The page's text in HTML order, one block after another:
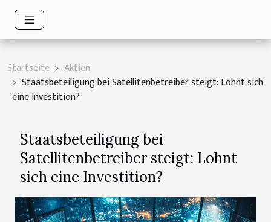
Startseite
Aktien
Staatsbeteiligung bei Satellitenbetreiber steigt: Lohnt sich
eine Investition?
Staatsbeteiligung bei
Satellitenbetreiber steigt: Lohnt
sich eine Investition?